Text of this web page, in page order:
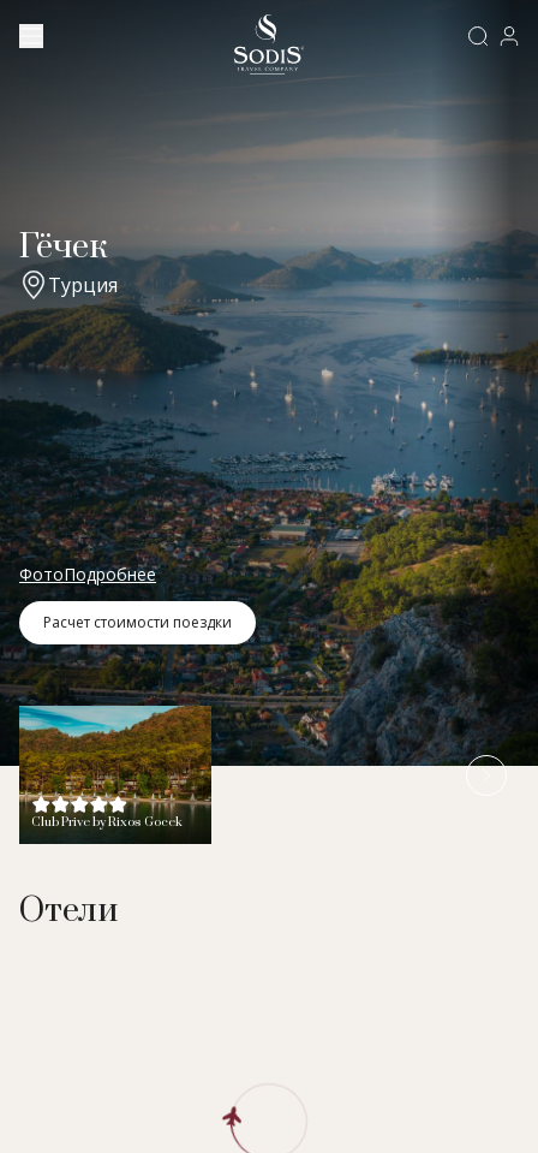
Гёчек
Турция
ФотоПодробнее
Расчет стоимости поездки
Club Prive by Rixos Gocek
Отели